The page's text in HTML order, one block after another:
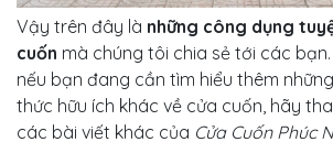
Vậy trên đây là những công dụng
cuốn mà chúng tôi chia sẻ tới các
nếu bạn đang cần tìm hiểu thêm
thức hữu ích khác về cửa cuốn, hãy
các bài viết khác của Cửa Cuốn Phúc